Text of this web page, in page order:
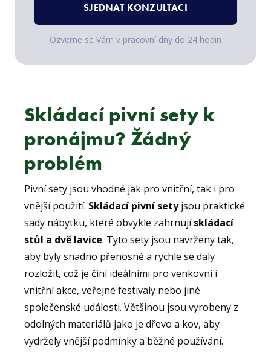
Ozveme se Vám v pracovní dny do 24 hodin
SJEDNAT KONZULTACI
Skládací pivní sety k
pronájmu? Žádný
problém
Pivní sety jsou vhodné jak pro vnitřní, tak i pro
vnější použití. Skládací pivní setyjsou praktické
sady nábytku, které obvykle zahrnujískládací
stůl a dvě lavice. Tyto sety jsou navrženy tak,
aby byly snadno přenosné a rychle se daly
rozložit, což je činí ideálními pro venkovní i
vnitřní akce, veřejné festivaly nebo jiné
společenské události. Většinou jsou vyrobeny z
odolných materiálů jako je dřevo a kov, aby
vydržely vnější podmínky a běžné používání.